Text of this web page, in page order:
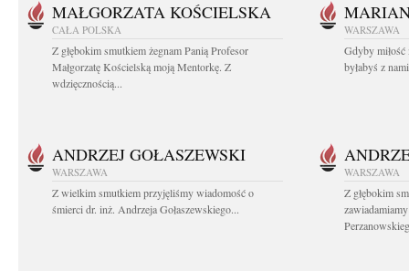
MAŁGORZATA KOŚCIELSKA
CAŁA POLSKA
Z głębokim smutkiem żegnam Panią Profesor
Małgorzatę Kościelską moją Mentorkę. Z
wdzięcznością...
WARSZAWA
Gdyby miłość
byłabyś z
ANDRZEJ GOŁASZEWSKI
WARSZAWA
Z wielkim smutkiem przyjęliśmy wiadomość o
śmierci dr. inż. Andrzeja Gołaszewskiego...
WARSZAWA
Z głębokim